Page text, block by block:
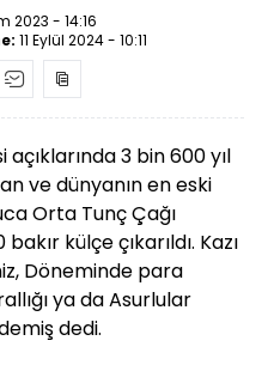
2023 - 14:16
11 Eylül 2024 - 10:11
açıklarında 3 bin 600 yıl
ve dünyanın en eski
Orta Tunç Çağı
külçe çıkarıldı. Kazı
Döneminde para
ya da Asurlular
dedi.